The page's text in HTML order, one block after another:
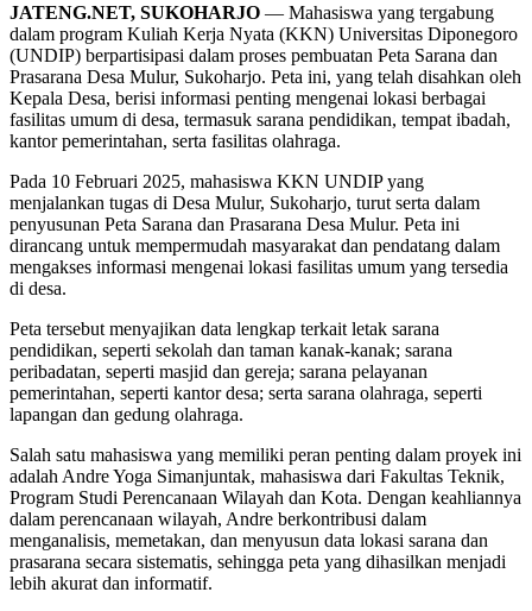
JATENG.NET, SUKOHARJO — Mahasiswa yang tergabung
dalam program Kuliah Kerja Nyata (KKN) Universitas Diponegoro
(UNDIP) berpartisipasi dalam proses pembuatan Peta Sarana dan
Prasarana Desa Mulur, Sukoharjo. Peta ini, yang telah disahkan oleh
Kepala Desa, berisi informasi penting mengenai lokasi berbagai
fasilitas umum di desa, termasuk sarana pendidikan, tempat ibadah,
kantor pemerintahan, serta fasilitas olahraga.
Pada 10 Februari 2025, mahasiswa KKN UNDIP yang
menjalankan tugas di Desa Mulur, Sukoharjo, turut serta dalam
penyusunan Peta Sarana dan Prasarana Desa Mulur. Peta ini
dirancang untuk mempermudah masyarakat dan pendatang dalam
mengakses informasi mengenai lokasi fasilitas umum yang tersedia
di desa.
Peta tersebut menyajikan data lengkap terkait letak sarana
pendidikan, seperti sekolah dan taman kanak-kanak; sarana
peribadatan, seperti masjid dan gereja; sarana pelayanan
pemerintahan, seperti kantor desa; serta sarana olahraga, seperti
lapangan dan gedung olahraga.
Salah satu mahasiswa yang memiliki peran penting dalam proyek ini
adalah Andre Yoga Simanjuntak, mahasiswa dari Fakultas Teknik,
Program Studi Perencanaan Wilayah dan Kota. Dengan keahliannya
dalam perencanaan wilayah, Andre berkontribusi dalam
menganalisis, memetakan, dan menyusun data lokasi sarana dan
prasarana secara sistematis, sehingga peta yang dihasilkan menjadi
lebih akurat dan informatif.